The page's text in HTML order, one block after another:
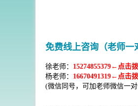
免费线上咨询（老师一
徐老师： 15274855379←点击拨
杨老师： 16670491319←点击拨
(微信同号，可加老师微信一